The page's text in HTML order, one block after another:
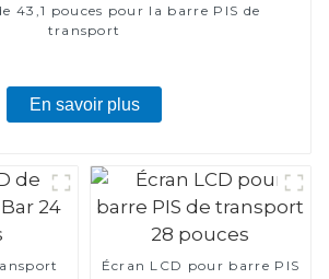
43,1 pouces pour la barre PIS de
transport
En savoir plus
Écran LCD pour barre PIS